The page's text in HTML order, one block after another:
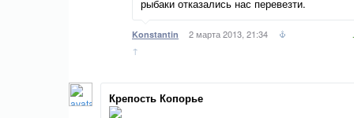
рыбаки отказались нас перевезти.
Konstantin 2 марта 2013, 21:34
↑
Крепость Копорье